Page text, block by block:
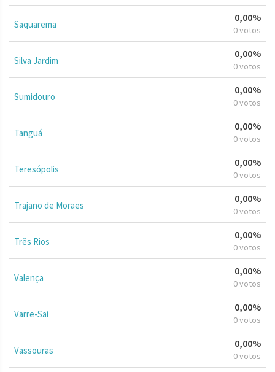
Saquarema
0,00%
0 votos
Silva Jardim
0,00%
0 votos
Sumidouro
0,00%
0 votos
Tanguá
0,00%
0 votos
Teresópolis
0,00%
0 votos
Trajano de Moraes
0,00%
0 votos
Três Rios
0,00%
0 votos
Valença
0,00%
0 votos
Varre-Sai
0,00%
0 votos
Vassouras
0,00%
0 votos